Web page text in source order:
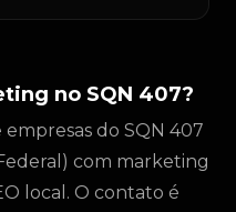
no SQN 407?
do SQN 407
com marketing
local. O contato é